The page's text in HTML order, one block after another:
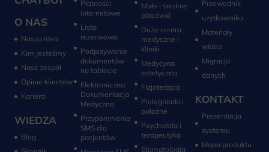
O NAS
Nasza idea
Kim jesteśmy
Nasz zespół
Opinie klientów
Kariera
WIEDZA
Blog
Płatności
internetowe
Lista
rezerwowa
Podpisywanie
dokumentów
na tablecie
Elektroniczna
Dokumentacja
Medyczna
Przypomnienia
SMS dla
pacjentów
Małe i średnie
placówki
Duże centra
medyczne i
kliniki
Medycyna
estetyczna
Fizjoterapia
Pielęgniarki i
położne
Psychiatria i
terapeutyka
Stomatologia
Przewodnik
użytkownika
Materiały
wideo
Migracja
danych
KONTAKT
Prezentacja
systemu
Mapa produktu